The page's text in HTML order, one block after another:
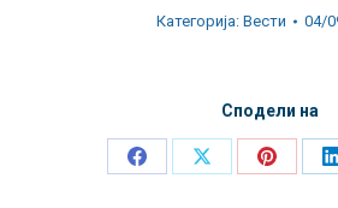
Категорија: Вести 04/
Сподели на
Share
Share
Share